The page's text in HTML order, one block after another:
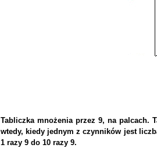
Tabliczka mnożenia przez 9, na palcach.
wtedy, kiedy jednym z czynników jest
1 razy 9 do 10 razy 9.